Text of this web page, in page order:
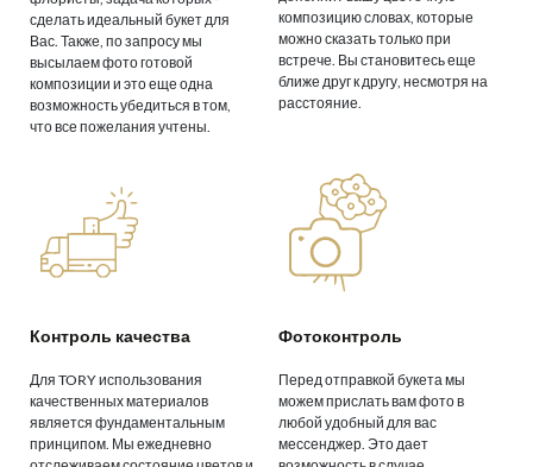
сделать идеальный букет для
Вас. Также, по запросу мы
высылаем фото готовой
композиции и это еще одна
возможность убедиться в том,
что все пожелания учтены.
композицию словах, которые
можно сказать только при
встрече. Вы становитесь еще
ближе друг к другу, несмотря на
расстояние.
Контроль качества
Для TORY использования
качественных материалов
является фундаментальным
принципом. Мы ежедневно
Фотоконтроль
Перед отправкой букета мы
можем прислать вам фото в
любой удобный для вас
мессенджер. Это дает